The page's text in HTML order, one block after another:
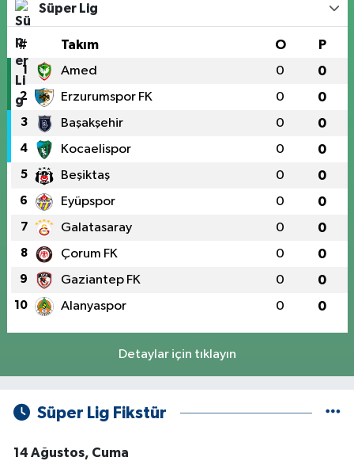
Süper Lig
# Takım O P
1 Amed 0 0
2 Erzurumspor FK 0 0
3 Başakşehir 0 0
4 Kocaelispor 0 0
5 Beşiktaş 0 0
6 Eyüpspor 0 0
7 Galatasaray 0 0
8 Çorum FK 0 0
9 Gaziantep FK 0 0
10 Alanyaspor 0 0
Detaylar için tıklayın
Süper Lig Fikstür
14 Ağustos, Cuma